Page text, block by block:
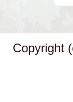
Copyright